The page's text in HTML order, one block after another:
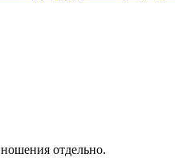
отдельно.